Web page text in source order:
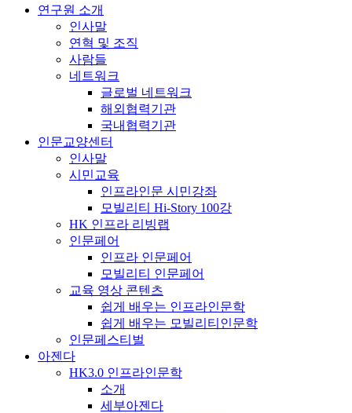
연구원 소개
인사말
연혁 및 조직
사람들
네트워크
글로벌 네트워크
해외협력기관
국내협력기관
인문교양센터
인사말
시민교육
인프라인문 시민강좌
모빌리티 Hi-Story 100강
HK 인프라 리빙랩
인문페어
인프라 인문페어
모빌리티 인문페어
교육 영상 콘텐츠
쉽게 배우는 인프라인문학
쉽게 배우는 모빌리티인문학
인문페스티벌
아젠다
HK3.0 인프라인문학
소개
세부아젠다